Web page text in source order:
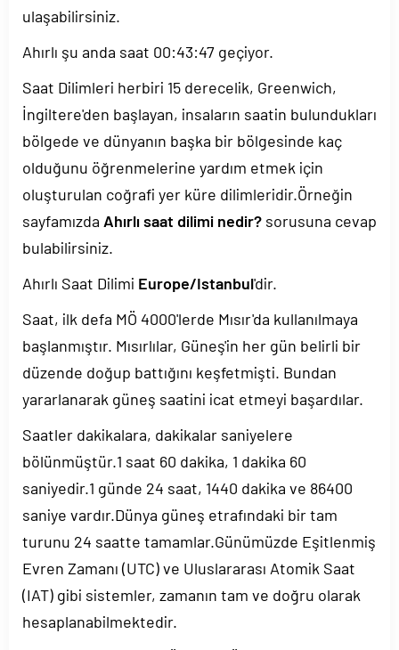
ulaşabilirsiniz.
Ahırlı şu anda saat 00:43:47 geçiyor.
Saat Dilimleri herbiri 15 derecelik, Greenwich,
İngiltere'den başlayan, insaların saatin bulundukları
bölgede ve dünyanın başka bir bölgesinde kaç
olduğunu öğrenmelerine yardım etmek için
oluşturulan coğrafi yer küre dilimleridir.Örneğin
sayfamızda Ahırlı saat dilimi nedir? sorusuna cevap
bulabilirsiniz.
Ahırlı Saat Dilimi Europe/Istanbul'dir.
Saat, ilk defa MÖ 4000'lerde Mısır'da kullanılmaya
başlanmıştır. Mısırlılar, Güneş'in her gün belirli bir
düzende doğup battığını keşfetmişti. Bundan
yararlanarak güneş saatini icat etmeyi başardılar.
Saatler dakikalara, dakikalar saniyelere
bölünmüştür.1 saat 60 dakika, 1 dakika 60
saniyedir.1 günde 24 saat, 1440 dakika ve 86400
saniye vardır.Dünya güneş etrafındaki bir tam
turunu 24 saatte tamamlar.Günümüzde Eşitlenmiş
Evren Zamanı (UTC) ve Uluslararası Atomik Saat
(IAT) gibi sistemler, zamanın tam ve doğru olarak
hesaplanabilmektedir.